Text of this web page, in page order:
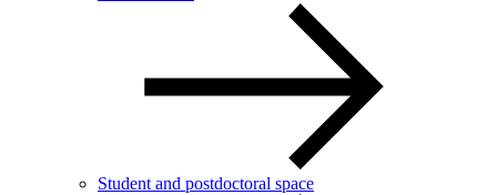
Student and postdoctoral space